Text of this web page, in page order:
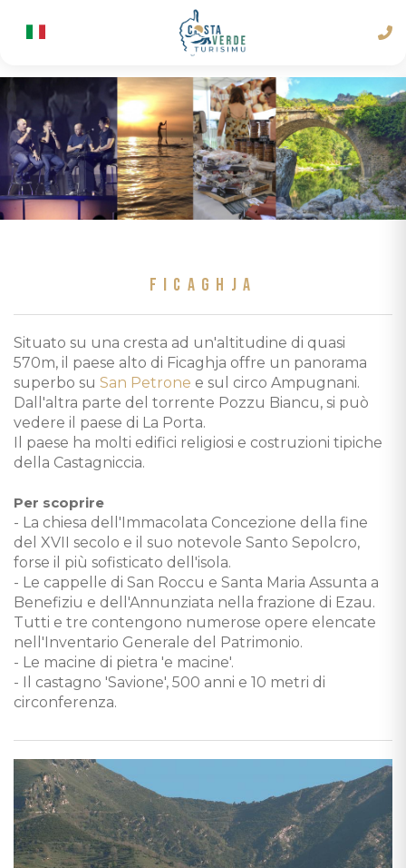
FICAGHJA
Situato su una cresta ad un'altitudine di quasi
570m, il paese alto di Ficaghja offre un panorama
superbo su San Petrone e sul circo Ampugnani.
Dall'altra parte del torrente Pozzu Biancu, si può
vedere il paese di La Porta.
Il paese ha molti edifici religiosi e costruzioni tipiche
della Castagniccia.
Per scoprire
- La chiesa dell'Immacolata Concezione della fine
del XVII secolo e il suo notevole Santo Sepolcro,
forse il più sofisticato dell'isola.
- Le cappelle di San Roccu e Santa Maria Assunta a
Benefiziu e dell'Annunziata nella frazione di Ezau.
Tutti e tre contengono numerose opere elencate
nell'Inventario Generale del Patrimonio.
- Le macine di pietra 'e macine'.
- Il castagno 'Savione', 500 anni e 10 metri di
circonferenza.